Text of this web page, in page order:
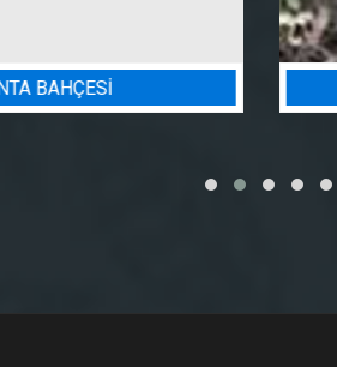
BADEM BAHÇESI